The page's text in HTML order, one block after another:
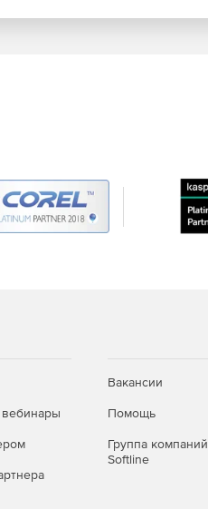
Вакансии
Помощь
Группа компаний
Softline